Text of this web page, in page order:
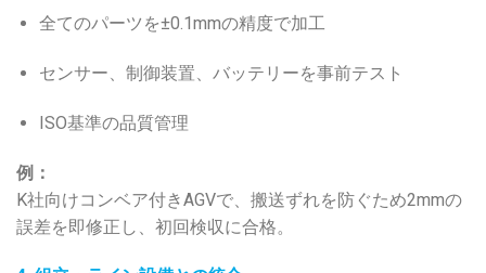
全てのパーツを±0.1mmの精度で加工
センサー、制御装置、バッテリーを事前テスト
ISO基準の品質管理
例：
K社向けコンベア付きAGVで、搬送ずれを防ぐため2mmの
誤差を即修正し、初回検収に合格。